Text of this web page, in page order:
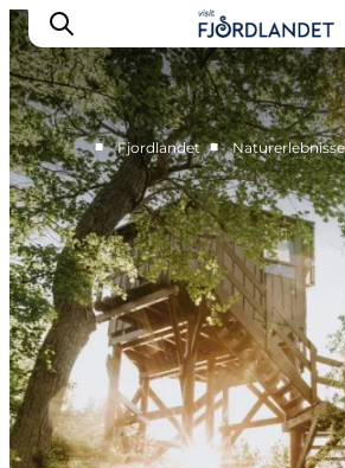
Städte & Orte
Veranstaltungen
Reiseführer & Inspiration
Unterkünfte
Erlebnisse
■ Fjordlandet ■